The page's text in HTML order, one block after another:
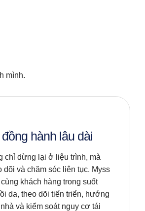
mình.
hành lâu dài
chỉ dừng lại ở liệu trình, mà
dõi và chăm sóc liên tục. Myss
khách hàng trong suốt
da, theo dõi tiến triển, hướng
và kiểm soát nguy cơ tái